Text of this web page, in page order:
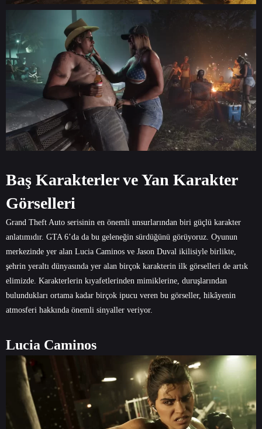
Baş Karakterler ve Yan Karakter
Görselleri
Grand Theft Auto serisinin en önemli unsurlarından biri güçlü karakter
anlatımıdır. GTA 6’da da bu geleneğin sürdüğünü görüyoruz. Oyunun
merkezinde yer alan Lucia Caminos ve Jason Duval ikilisiyle birlikte,
şehrin yeraltı dünyasında yer alan birçok karakterin ilk görselleri de artık
elimizde. Karakterlerin kıyafetlerinden mimiklerine, duruşlarından
bulundukları ortama kadar birçok ipucu veren bu görseller, hikâyenin
atmosferi hakkında önemli sinyaller veriyor.
Lucia Caminos